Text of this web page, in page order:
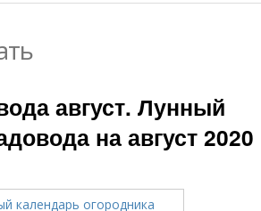
август. Лунный
на август 2020